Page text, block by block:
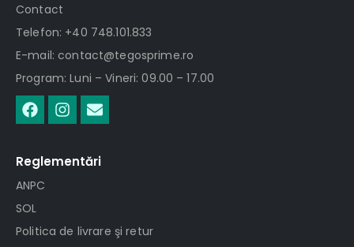
Contact
Telefon: +40 748.101.833
E-mail: contact@tegosprime.ro
Program: Luni – Vineri: 09.00 – 17.00
Reglementări
ANPC
SOL
Politica de livrare şi retur